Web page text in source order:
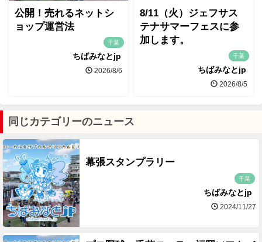
公開！売れるネットシ
ョップ運営法
千葉
ちばみなとjp
2026/8/6
8/11（火）ジェフサス
テナサマーフェスに参
加します。
千葉
ちばみなとjp
2026/8/5
同じカテゴリーのニュース
幕張スタンプラリー
千葉
ちばみなとjp
2024/11/27